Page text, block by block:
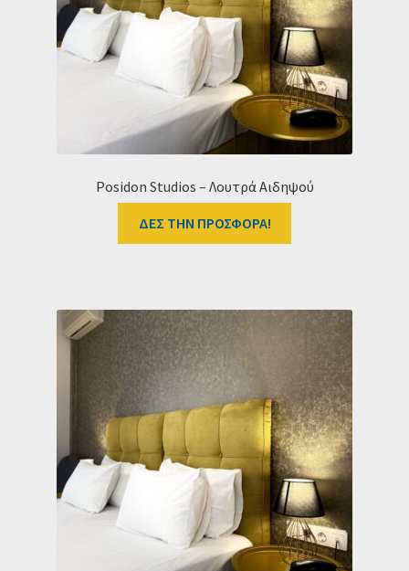
Ταμείο
Posidon Studios – Λουτρά Αιδηψού
ΔΕΣ ΤΗΝ ΠΡΟΣΦΟΡΑ!